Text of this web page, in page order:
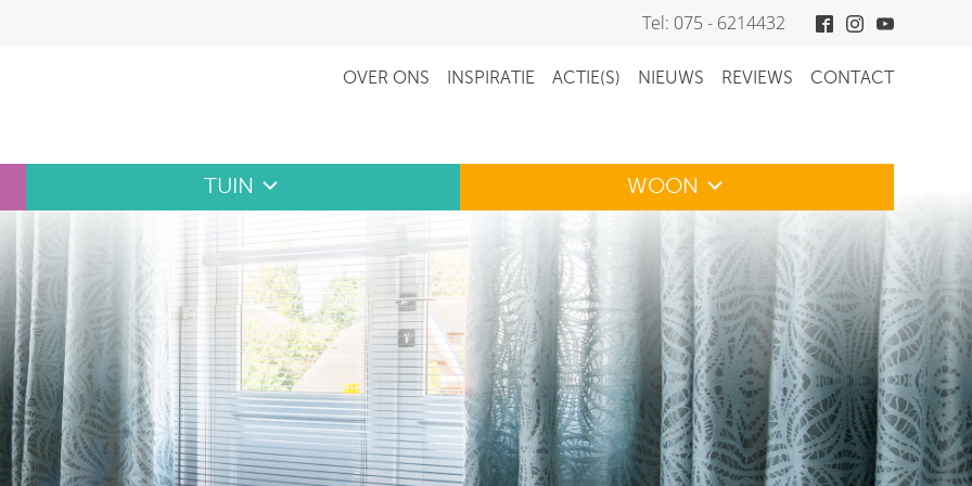
Tel: 075 - 6214432
OVER ONS INSPIRATIE ACTIE(S) NIEUWS REVIEWS CONTACT
TUIN WOON